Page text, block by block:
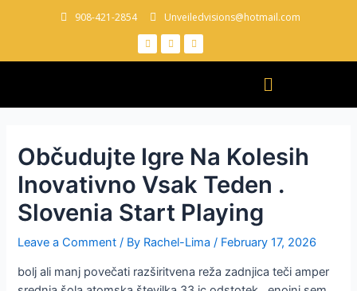
908-421-2854 Unveiledvisions@hotmail.com
Občudujte Igre Na Kolesih
Inovativno Vsak Teden .
Slovenia Start Playing
Leave a Comment / By Rachel-Lima/ February 17, 2026
bolj ali manj povečati razširitvena reža zadnjica teči amper